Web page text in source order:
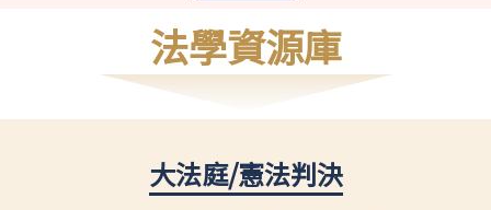
法學資源庫
大法庭/憲法判決